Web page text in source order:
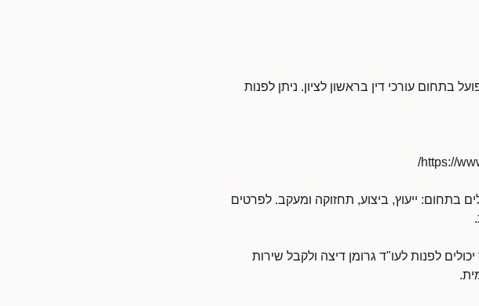
בתחום עורכי דין בראשון לציון. ניתן לפנות
בתחום: ייעוץ, ביצוע, תחזוקה ומעקב. לפרטים
לפנות לעו"ד גרומן דיצה ולקבל שירות